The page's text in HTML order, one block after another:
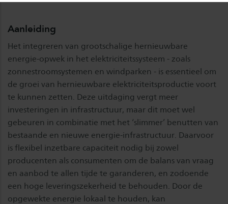
Aanleiding
Het integreren van grootschalige hernieuwbare
energie-opwek in het elektriciteitssysteem - zoals
zonnestroomsystemen en windparken - is essentieel om
de groei van hernieuwbare elektriciteitsproductie voort
te kunnen zetten. Deze uitdaging vergt meer
investeringen in infrastructuur, maar dit moet wel
gebeuren in combinatie met het ‘slimmer’ benutten van
bestaande en nieuwe energie-infrastructuur. Daarvoor
is flexibel inzetbare capaciteit nodig bij zowel
producenten als consumenten om de balans van vraag
en aanbod te allen tijde te garanderen, en zodoende
een hoge leveringszekerheid te behouden. Door de
opgewekte energie lokaal te houden, kan